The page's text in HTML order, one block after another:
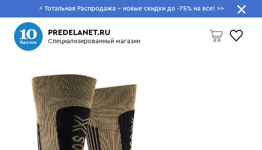
⚡ Тотальная Распродажа - новые скидки до -75% на все! >>
PREDELANET.RU
Специализированный магазин
Пусто
Что будем искать?